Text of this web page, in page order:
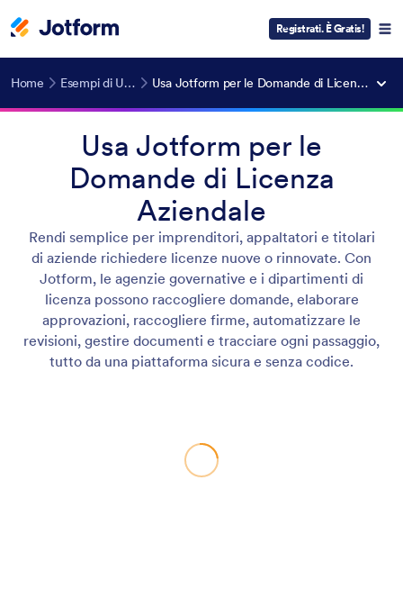
Registrati. È Gratis!
Home Esempi di Utilizzo Usa Jotform per le Domande di Licenza Aziendale
Usa Jotform per le
Domande di Licenza
Aziendale
Rendi semplice per imprenditori, appaltatori e titolari
di aziende richiedere licenze nuove o rinnovate. Con
Jotform, le agenzie governative e i dipartimenti di
licenza possono raccogliere domande, elaborare
approvazioni, raccogliere firme, automatizzare le
revisioni, gestire documenti e tracciare ogni passaggio,
tutto da una piattaforma sicura e senza codice.